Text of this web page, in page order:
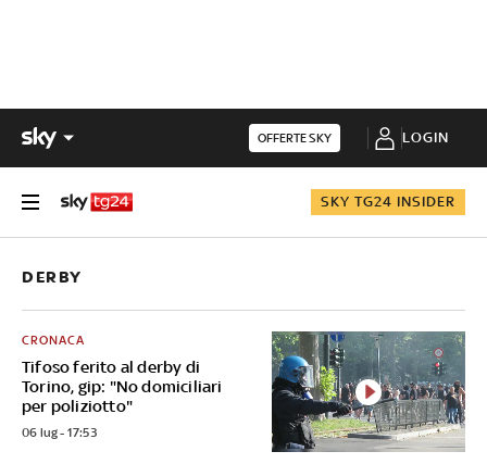
OFFERTE SKY LOGIN
SKY TG24 INSIDER
DERBY
Tifoso ferito al derby di
Torino, gip: "No domiciliari
per poliziotto"
CRONACA
06 lug - 17:53